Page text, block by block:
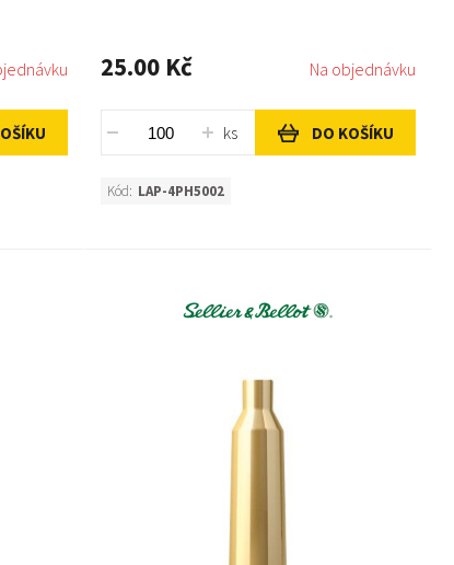
25.00 Kč Na objednávku
ks DO KOŠÍKU
Kód: LAP-4PH5002